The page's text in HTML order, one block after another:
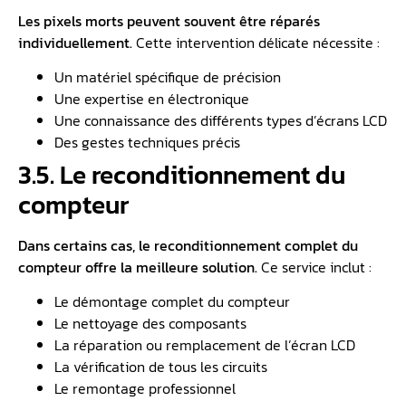
Les pixels morts peuvent souvent être réparés
individuellement.Cette intervention délicate nécessite :
Un matériel spécifique de précision
Une expertise en électronique
Une connaissance des différents types d’écrans LCD
Des gestes techniques précis
3.5. Le reconditionnement du
compteur
Dans certains cas, le reconditionnement complet du
compteur offre la meilleure solution.Ce service inclut :
Le démontage complet du compteur
Le nettoyage des composants
La réparation ou remplacement de l’écran LCD
La vérification de tous les circuits
Le remontage professionnel